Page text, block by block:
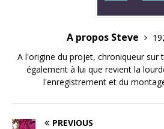
A propos Steve
A l'origine du projet, chroniqueur sur
également à lui que revient la
l'enregistrement et du
PREVIOUS